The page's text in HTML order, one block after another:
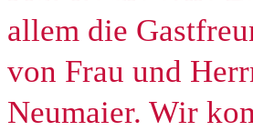
allem die
von Frau und
Neumaier. Wir